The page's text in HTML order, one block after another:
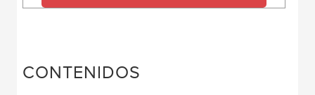
CONTENIDOS